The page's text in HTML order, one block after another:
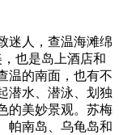
迷人，查温海滩绵
也是岛上酒店和
温的南面，也有不
潜水、潜泳、划独
的美妙景观。苏梅
帕南岛、乌龟岛和